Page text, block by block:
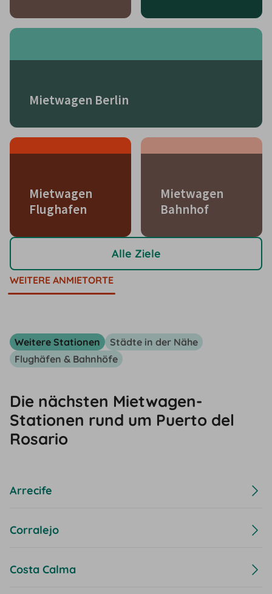
Mietwagen Berlin
Mietwagen
Flughafen
Mietwagen
Bahnhof
Alle Ziele
WEITERE ANMIETORTE
Weitere Stationen
Städte in der Nähe
Flughäfen & Bahnhöfe
Die nächsten Mietwagen-
Stationen rund um Puerto del
Rosario
Arrecife
Corralejo
Costa Calma